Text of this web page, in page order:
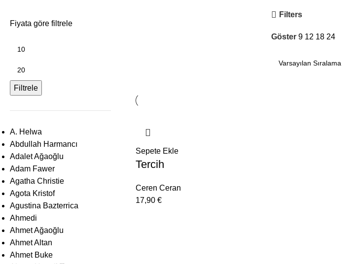
Fiyata göre filtrele
Filtrele
A. Helwa
Abdullah Harmancı
Adalet Ağaoğlu
Adam Fawer
Agatha Christie
Agota Kristof
Agustina Bazterrica
Ahmedi
Ahmet Ağaoğlu
Ahmet Altan
Ahmet Buke
Filters
Göster 9 12 18 24
Sepete Ekle
Tercih
Ceren Ceran
17,90 €